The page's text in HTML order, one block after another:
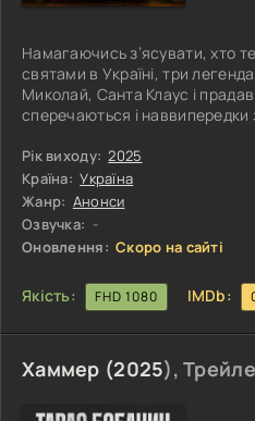
Намагаючись з’ясувати, хто
святами в Україні, три
Миколай, Санта Клаус і
сперечаються і
існувало! Свято, з усіма його
з пам'яті людей. Замість
місто поглинає сум.
звичайних людей і
спричиненого зникненням
Рік виходу: 2025
Країна: Україна
Жанр: Анонси
Озвучка: -
Оновлення: Скоро на сайті
Якість: FHD 1080 IMDb:
Хаммер (2025),